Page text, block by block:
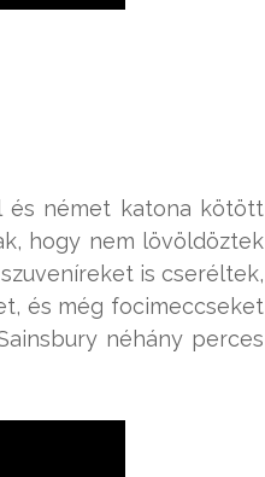
és német katona kötött
hogy nem lövöldöztek
is cseréltek,
és még focimeccseket
néhány perces